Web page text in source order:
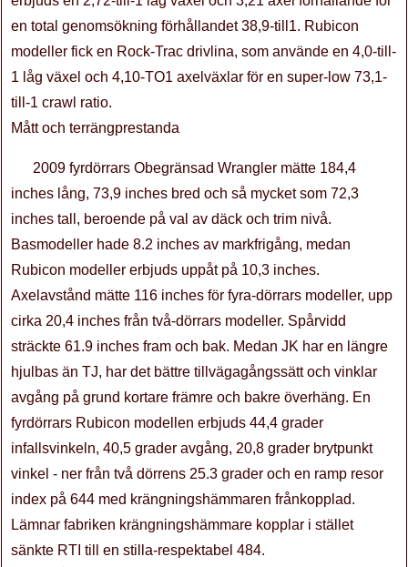
en total genomsökning förhållandet 38,9-till1. Rubicon
modeller fick en Rock-Trac drivlina, som använde en 4,0-till-
1 låg växel och 4,10-TO1 axelväxlar för en super-low 73,1-
till-1 crawl ratio.
Mått och terrängprestanda
2009 fyrdörrars Obegränsad Wrangler mätte 184,4
inches lång, 73,9 inches bred och så mycket som 72,3
inches tall, beroende på val av däck och trim nivå.
Basmodeller hade 8.2 inches av markfrigång, medan
Rubicon modeller erbjuds uppåt på 10,3 inches.
Axelavstånd mätte 116 inches för fyra-dörrars modeller, upp
cirka 20,4 inches från två-dörrars modeller. Spårvidd
sträckte 61.9 inches fram och bak. Medan JK har en längre
hjulbas än TJ, har det bättre tillvägagångssätt och vinklar
avgång på grund kortare främre och bakre överhäng. En
fyrdörrars Rubicon modellen erbjuds 44,4 grader
infallsvinkeln, 40,5 grader avgång, 20,8 grader brytpunkt
vinkel - ner från två dörrens 25.3 grader och en ramp resor
index på 644 med krängningshämmaren frånkopplad.
Lämnar fabriken krängningshämmare kopplar i stället
sänkte RTI till en stilla-respektabel 484.